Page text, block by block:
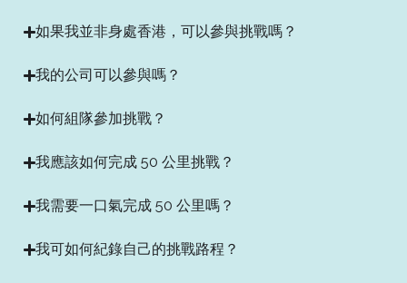
如果我並非身處香港，可以參與挑戰嗎？
我的公司可以參與嗎？
如何組隊參加挑戰？
我應該如何完成 50 公里挑戰？
我需要一口氣完成 50 公里嗎？
我可如何紀錄自己的挑戰路程？